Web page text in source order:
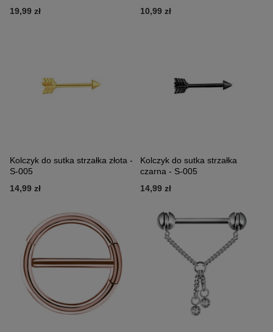
19,99 zł
10,99 zł
Kolczyk do sutka strzałka złota -
S-005
14,99 zł
Kolczyk do sutka strzałka
czarna - S-005
14,99 zł